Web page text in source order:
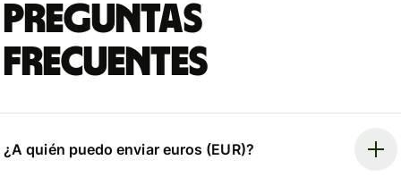
Preguntas
frecuentes
¿A quién puedo enviar euros (EUR)?